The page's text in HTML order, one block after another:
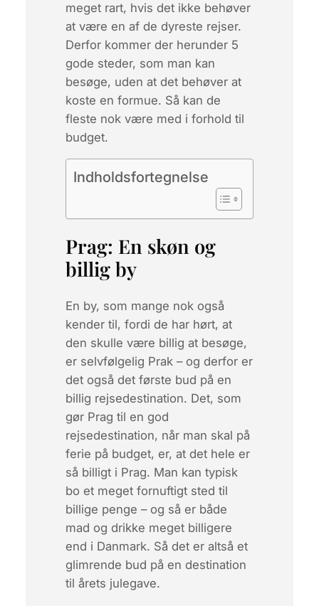
meget rart, hvis det ikke behøver
at være en af de dyreste rejser.
Derfor kommer der herunder 5
gode steder, som man kan
besøge, uden at det behøver at
koste en formue. Så kan de
fleste nok være med i forhold til
budget.
Indholdsfortegnelse
Prag: En skøn og
billig by
En by, som mange nok også
kender til, fordi de har hørt, at
den skulle være billig at besøge,
er selvfølgelig Prak – og derfor er
det også det første bud på en
billig rejsedestination. Det, som
gør Prag til en god
rejsedestination, når man skal på
ferie på budget, er, at det hele er
så billigt i Prag. Man kan typisk
bo et meget fornuftigt sted til
billige penge – og så er både
mad og drikke meget billigere
end i Danmark. Så det er altså et
glimrende bud på en destination
til årets julegave.